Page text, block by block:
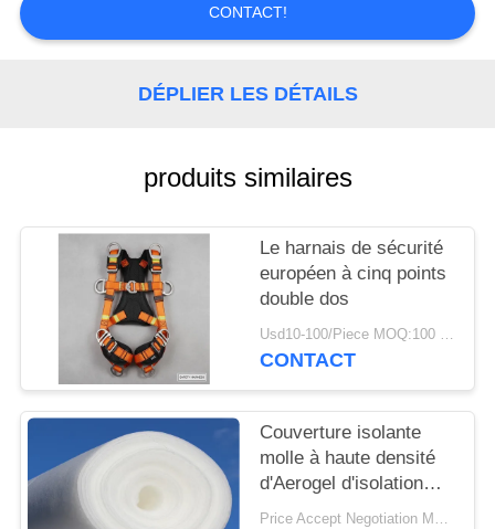
DEMANDEZ
DU
PRIVACY
POLICY
CONTACT!
DÉPLIER LES DÉTAILS
produits similaires
Le harnais de sécurité
européen à cinq points
double dos
Usd10-100/Piece MOQ:100 pièces
CONTACT
Couverture isolante
molle à haute densité
d'Aerogel d'isolation
thermique
Price Accept Negotiation MOQ:un petit pain